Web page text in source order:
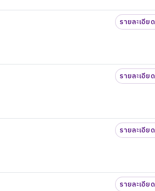
รายละเอียด
รายละเอียด
รายละเอียด
รายละเอียด